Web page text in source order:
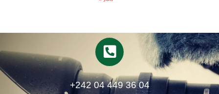
+242 04 449 36 04